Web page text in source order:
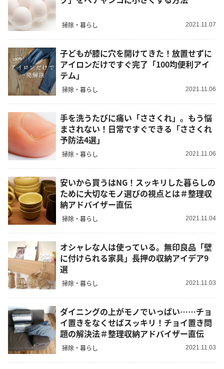
掃除・暮らし 2021.11.07
子どもが膝に穴を開けてきた！放置せずに
アイロンだけですぐ完了「100均便利アイ
テム」
掃除・暮らし 2021.11.06
手を洗うたびに痛い「ささくれ」。もう悩
まされない！日常ですぐできる「ささくれ
予防法4選」
掃除・暮らし 2021.11.06
安いから買うはNG！スッキリした暮らしの
ために大切なモノ選びの視点とは＃整理収
納アドバイザー直伝
掃除・暮らし 2021.11.04
オシャレな人は使っている。無印良品「壁
に付けられる家具」長押の収納アイデア9
選
掃除・暮らし 2021.11.03
ダイニングの上がモノでいっぱい……チョ
イ置きをなくせばスッキリ！チョイ置き問
題の解決法＃整理収納アドバイザー直伝
掃除・暮らし 2021.11.03